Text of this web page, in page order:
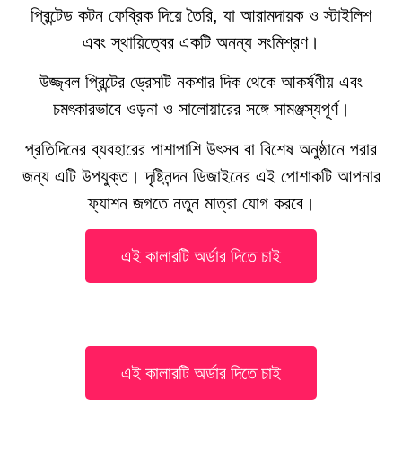
প্রিন্টেড কটন ফেব্রিক দিয়ে তৈরি, যা আরামদায়ক ও স্টাইলিশ
এবং স্থায়িত্বের একটি অনন্য সংমিশ্রণ।
উজ্জ্বল প্রিন্টের ড্রেসটি নকশার দিক থেকে আকর্ষণীয় এবং
চমৎকারভাবে ওড়না ও সালোয়ারের সঙ্গে সামঞ্জস্যপূর্ণ।
প্রতিদিনের ব্যবহারের পাশাপাশি উৎসব বা বিশেষ অনুষ্ঠানে পরার
জন্য এটি উপযুক্ত। দৃষ্টিনন্দন ডিজাইনের এই পোশাকটি আপনার
ফ্যাশন জগতে নতুন মাত্রা যোগ করবে।
এই কালারটি অর্ডার দিতে চাই
এই কালারটি অর্ডার দিতে চাই